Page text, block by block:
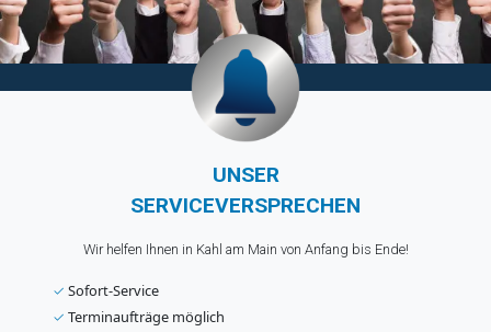
UNSER
SERVICEVERSPRECHEN
Wir helfen Ihnen in Kahl am Main von Anfang bis Ende!
✓ Sofort-Service
✓ Terminaufträge möglich